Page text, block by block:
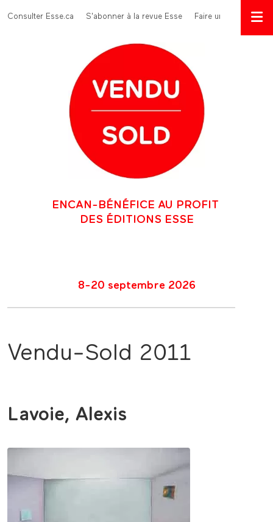
Menu Top
Consulter Esse.ca S'abonner à la revue Esse Faire un don
ENCAN-BÉNÉFICE AU PROFIT
DES ÉDITIONS ESSE
8-20 septembre 2026
Vendu-Sold 2011
Lavoie, Alexis